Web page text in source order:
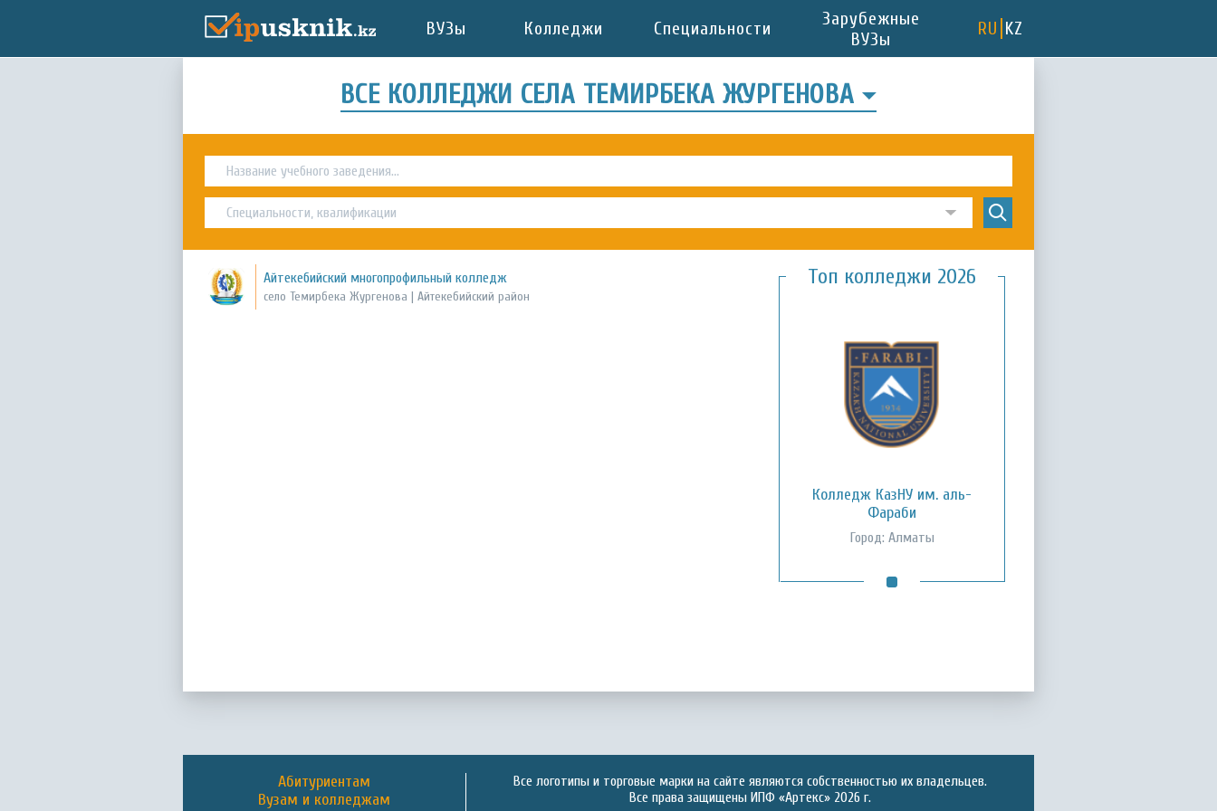
ВУЗы Колледжи Специальности
Зарубежные
ВУЗы
RU KZ
ВСЕ КОЛЛЕДЖИ СЕЛА ТЕМИРБЕКА ЖУРГЕНОВА
Айтекебийский многопрофильный колледж
село Темирбека Жургенова | Айтекебийский район
Топ колледжи 2026
Колледж КазНУ им. аль-
Фараби
Город: Алматы
Абитуриентам
Вузам и колледжам
Все логотипы и торговые марки на сайте являются собственностью их владельцев.
Все права защищены ИПФ «Артекс» 2026 г.